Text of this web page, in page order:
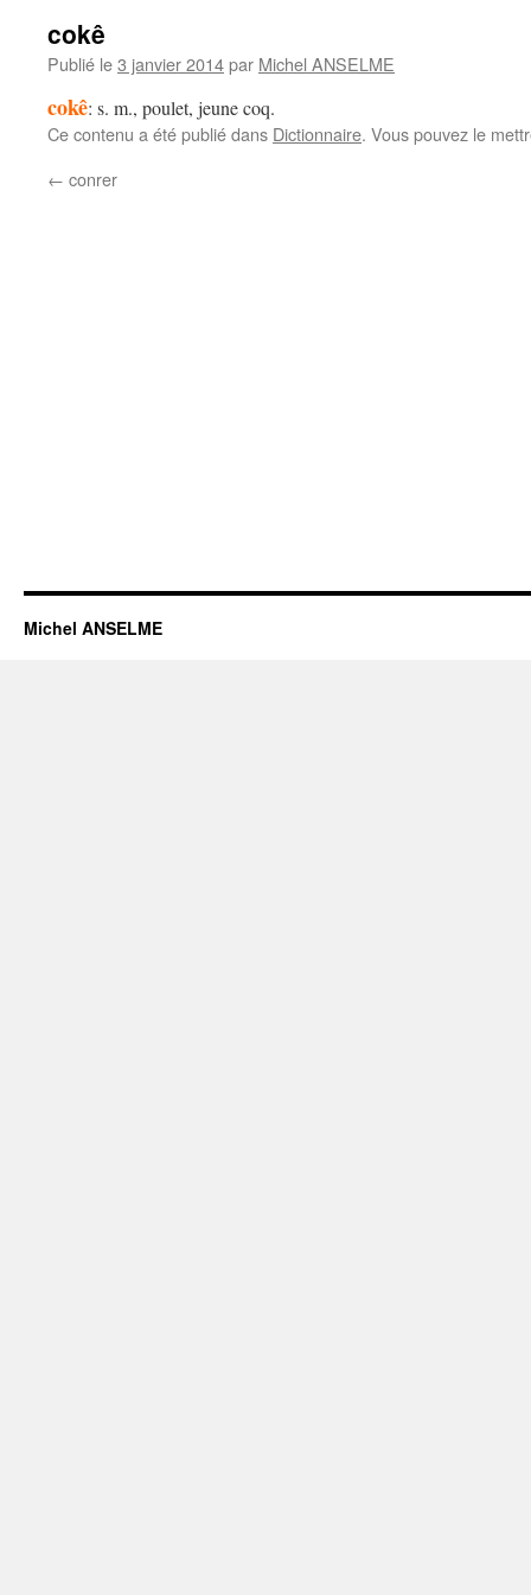
cokê
Publié le3 janvier 2014par Michel ANSELME
cokê: s. m., poulet, jeune coq.
Ce contenu a été publié dans Dictionnaire. Vous pouvez le
← conrer
Michel ANSELME